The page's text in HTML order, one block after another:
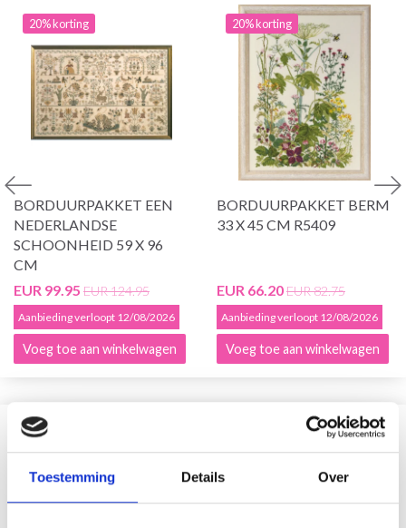
Toestemming Details Over
20% korting
BORDUURPAKKET EEN
NEDERLANDSE
SCHOONHEID 59 X 96
CM
EUR 99.95 EUR 124.95
Aanbieding verloopt 12/08/2026
Voeg toe aan winkelwagen
20% korting
BORDUURPAKKET BERM
33 X 45 CM R5409
EUR 66.20EUR 82.75
Aanbieding verloopt 12/08/2026
Voeg toe aan winkelwagen
VERGELIJKBAAR MET DIT
19% korting